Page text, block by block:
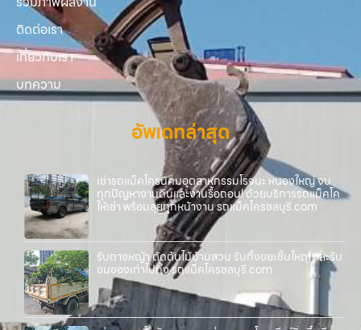
ติดต่อเรา
เกี่ยวกับเรา
บทความ
อัพเดทล่าสุด
เช่ารถแม็คโครนิคมอุตสาหกรรมโรจนะ หนองใหญ่ จบ
ทุกปัญหางานดินและงานรื้อถอน! ด้วยบริการรถแม็คโค
ให้เช่า พร้อมลุยทุกหน้างาน รถแม็คโครชลบุรี.com
รับถางหญ้า ตัดต้นไม้บ้านสวน รับทิ้งขยะชิ้นใหญ่ และรับ
ขนของเก่าไปทิ้ง รถแม็คโครชลบุรี.com